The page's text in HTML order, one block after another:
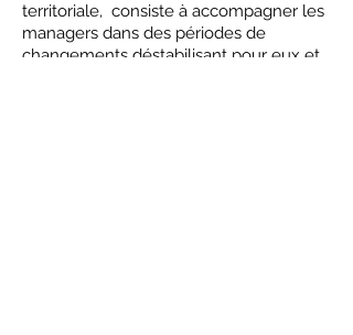
territoriale, consiste à accompagner les
managers dans des périodes de
changements déstabilisant pour eux et